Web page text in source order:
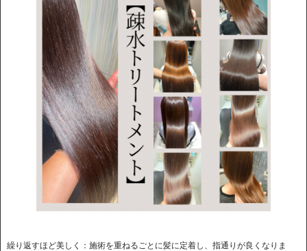
繰り返すほど美しく：​施術を重ねるごとに髪に定着し、指通りが良くなりま